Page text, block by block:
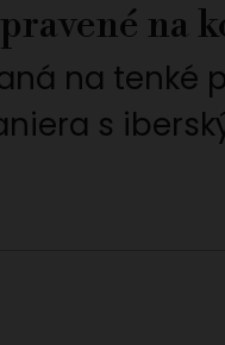
na
na tenké
s